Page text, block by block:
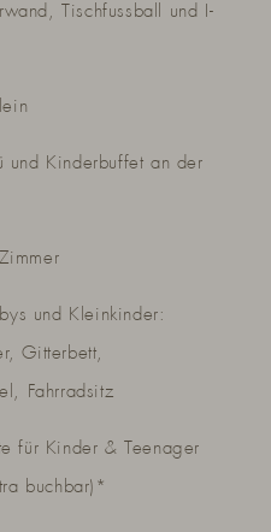
Tischfussball und I-
und Kinderbuffet an der
und Kleinkinder:
Gitterbett,
Fahrradsitz
für Kinder & Teenager
buchbar)*